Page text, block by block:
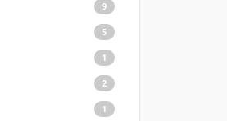
9
5
1
2
1